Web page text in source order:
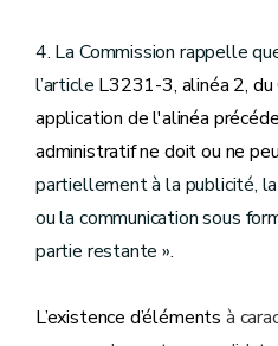
4. La Commission rappelle
l’article L3231-3, alinéa 2, du
application de l'alinéa
administratif ne doit ou ne
partiellement à la publicité,
ou la communication sous
partie restante ».
L’existence d’éléments à